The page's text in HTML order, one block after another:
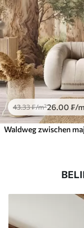
43.33₣/m²26 .00 ₣/